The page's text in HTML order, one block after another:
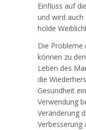
Einfluss auf
und wird
holde
Die Probleme
können zu
Leben des
die
Gesundheit
Verwendung
Veränderung
Verbesserung